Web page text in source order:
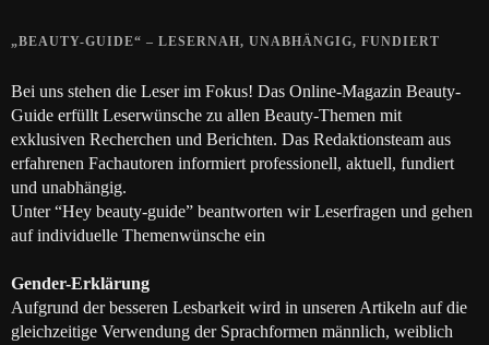
„BEAUTY-GUIDE“ – LESERNAH, UNABHÄNGIG, FUNDIERT
Bei uns stehen die Leser im Fokus! Das Online-Magazin Beauty-
Guide erfüllt Leserwünsche zu allen Beauty-Themen mit
exklusiven Recherchen und Berichten. Das Redaktionsteam aus
erfahrenen Fachautoren informiert professionell, aktuell, fundiert
und unabhängig.
Unter “Hey beauty-guide” beantworten wir Leserfragen und gehen
auf individuelle Themenwünsche ein
Gender-Erklärung
Aufgrund der besseren Lesbarkeit wird in unseren Artikeln auf die
gleichzeitige Verwendung der Sprachformen männlich, weiblich